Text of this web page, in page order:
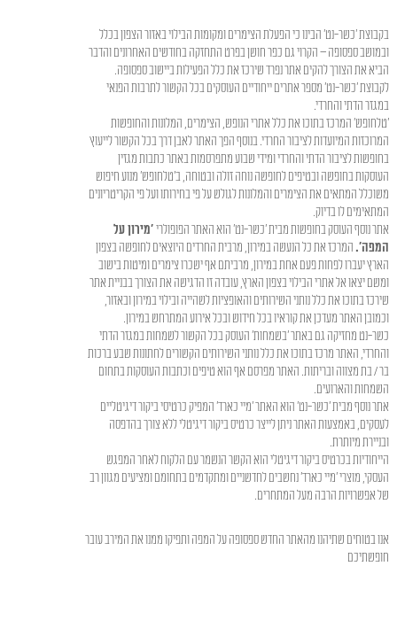
בקבוצת 'כשר-נט' הבינו כי הפעלת הצימרים ומקומות הבילוי באזור הצפון בכלל
ובמושב ספסופה – הקרוי גם כפר חושן בפרט התחזקה בחודשים האחרונים והדבר
הביא את הצורך להקים אתר נפרד שירכז את כלל הפעילות ביישוב ספסופה.
לקבוצת 'כשר-נט' מספר אתרים ייחודיים העוסקים בכל הקשור לתרבות הפנאי
במגזר הדתי והחרדי.
'טלחופש' המרכז בתוכו את כלל אתרי הנופש, הצימרים, המלונות והחופשות
המרוכזות המיועדות לציבור החרדי. בנוסף הפך האתר לאבן דרך בכל הקשור לייעוץ
בחופשות לציבור הדתי והחרדי ומידי שבוע מתפרסמות באתר כתבות מגזין
העוסקות בחופשה ובטיפים לחופשה נוחה זולה ובטוחה, ב'טלחופש' מנוע חיפוש
משוכלל המתאים את הצימרים והמלונות לגולש על פי בחירותו ועל פי הקריטריונים
המתאימים לו בדיוק.
אתר נוסף העוסק בחופשות מבית 'כשר-נט' הוא האתר הפופולרי'מירון על
המפה'. המרכז את כל הנעשה במירון, מרבית החרדים היוצאים לחופשה בצפון
הארץ יעברו לפחות פעם אחת במירון, מרביתם אף ישכרו צימרים ומיטות בישוב
ומשם יצאו אל אתרי הבילוי בצפון הארץ, עובדה זו הדגישה את הצורך בבניית אתר
שירכז בתוכו את כלל נותני השירותים והאופציות לשהייה ובילוי במירון ובאזור,
וכמובן האתר מעדכן את קוראיו בכל חידוש ובכל אירוע המתרחש במירון.
כשר-נט מחזיקה גם באתר 'בשמחות' העוסק בכל הקשור לשמחות במגזר הדתי
והחרדי, האתר מרכז בתוכו את כלל נותני השירותים הקשורים לחתונות שבע ברכות
בר / בת מצווה ובריתות. האתר מפרסם אף הוא טיפים וכתבות העוסקות בתחום
השמחות והארועים.
אתר נוסף מבית 'כשר-נט' הוא האתר 'מיי כארד' המפיק כרטיסי ביקור דיגיטליים
לעסקים, באמצעות האתר ניתן לייצר כרטיס ביקור דיגיטלי ללא צורך בהדפסה
ובניירת מיותרת.
הייחודיות בכרטיס ביקור דיגיטלי הוא הקשר הנשמר עם הלקוח לאחר המפגש
העסקי, מוצרי 'מיי כארד' נחשבים לחדשניים ומתקדמים בתחומם ומציעים מגוון רב
של אפשרויות הרבה מעל המתחרים.
אנו בטוחים שתיהנו מהאתר החדש ספסופה על המפה ותפיקו ממנו את המירב עובר
חופשתיכם